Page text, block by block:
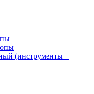
(инструменты +